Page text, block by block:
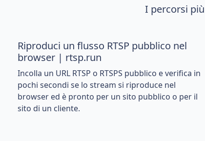
I percorsi
Riproduci un flusso RTSP pubblico nel
browser | rtsp.run
Incolla un URL RTSP o RTSPS pubblico e verifica in
pochi secondi se lo stream si riproduce nel
browser ed è pronto per un sito pubblico o per il
sito di un cliente.